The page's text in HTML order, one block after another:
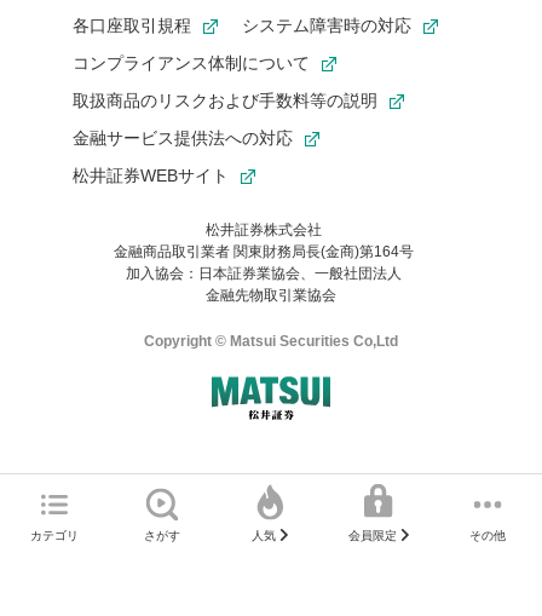
カテゴリ さがす 人気 会員限定 その他
各口座取引規程
システム障害時の対応
コンプライアンス体制について
取扱商品のリスクおよび手数料等の説明
金融サービス提供法への対応
松井証券WEBサイト
松井証券株式会社
金融商品取引業者 関東財務局長(金商)第164号
加入協会：日本証券業協会、一般社団法人
金融先物取引業協会
Copyright © Matsui Securities Co,Ltd
マネーサテライトのWEBサイトへようこそ
直前にご覧いただいていたWEBサイトは、当社が作成したもので
ご利用の環境(Internet Explorer)は、本サイトの推奨環境外のた
め、
一部の機能が正常に動作しない可能性があります。
お気に入り機能は松井証券の会員限定の機能です。
お気に入り登録いただくと、後からいつでもお気に入りのコンテ
ンツを一覧でご確認いただけます。
ご利用いただくには口座開設が必要です。
はご利用の端末で一度ログインしてください。
ログイン